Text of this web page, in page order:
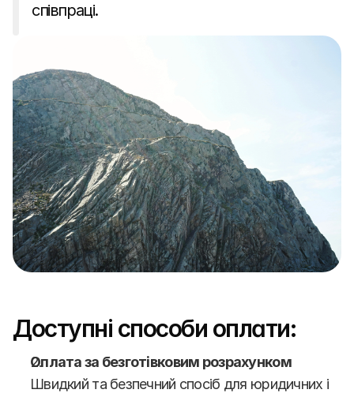
співпраці.
Доступні способи оплати:
Оплата за безготівковим розрахунком
Швидкий та безпечний спосіб для юридичних і